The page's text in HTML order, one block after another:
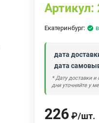
Артикул:
Екатеринбург:
дата
дата
* Дату доставки
дни уточняйте у
226 ₽/шт.